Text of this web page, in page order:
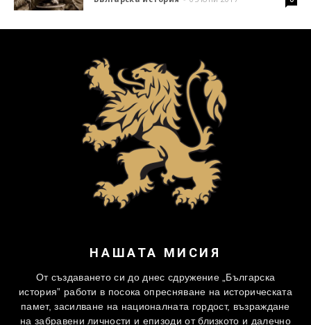
НАШАТА МИСИЯ
От създаването си до днес сдружение „Българска
история” работи в посока опресняване на историческата
памет, засилване на националната гордост, възраждане
на забравени личности и епизоди от близкото и далечно